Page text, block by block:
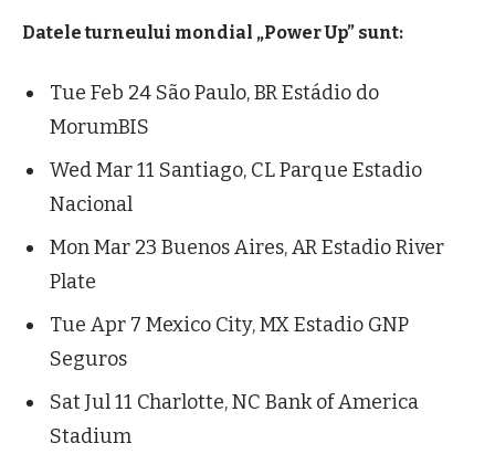
Datele turneului mondial „Power Up” sunt:
Tue Feb 24 São Paulo, BR Estádio do
MorumBIS
Wed Mar 11 Santiago, CL Parque Estadio
Nacional
Mon Mar 23 Buenos Aires, AR Estadio River
Plate
Tue Apr 7 Mexico City, MX Estadio GNP
Seguros
Sat Jul 11 Charlotte, NC Bank of America
Stadium